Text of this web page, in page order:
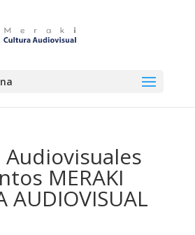
Audiovisuales
MERAKI
AUDIOVISUAL